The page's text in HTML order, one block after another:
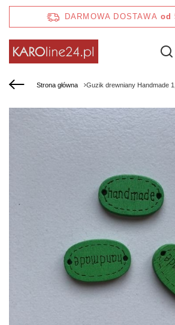
DARMOWA DOSTAWA od
Strona główna Guzik drewniany Handmade